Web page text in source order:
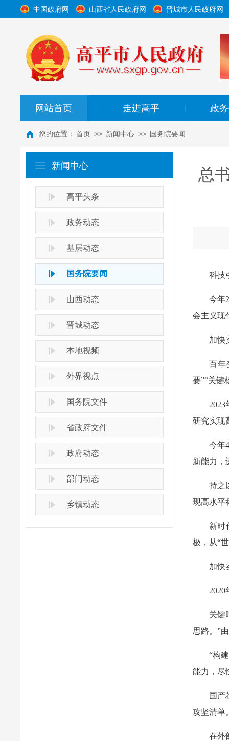
中国政府网 山西省人民政府网 晋城市人民政府网
网站首页 走进高平 政
您的位置： 首页 >> 新闻中心 >> 国务院要闻
新闻中心
高平头条
政务动态
基层动态
国务院要闻
山西动态
晋城动态
本地视频
外界视点
国务院文件
省政府文件
政府动态
部门动态
乡镇动态
总
科技
今年
会主义现
加快
百年
要”“关键
研究实现
今年
新能力，
持之
现高水平
新时
极，从“
加快
关键
思路。”
“构
能力，尽
国产
攻坚清单
在外